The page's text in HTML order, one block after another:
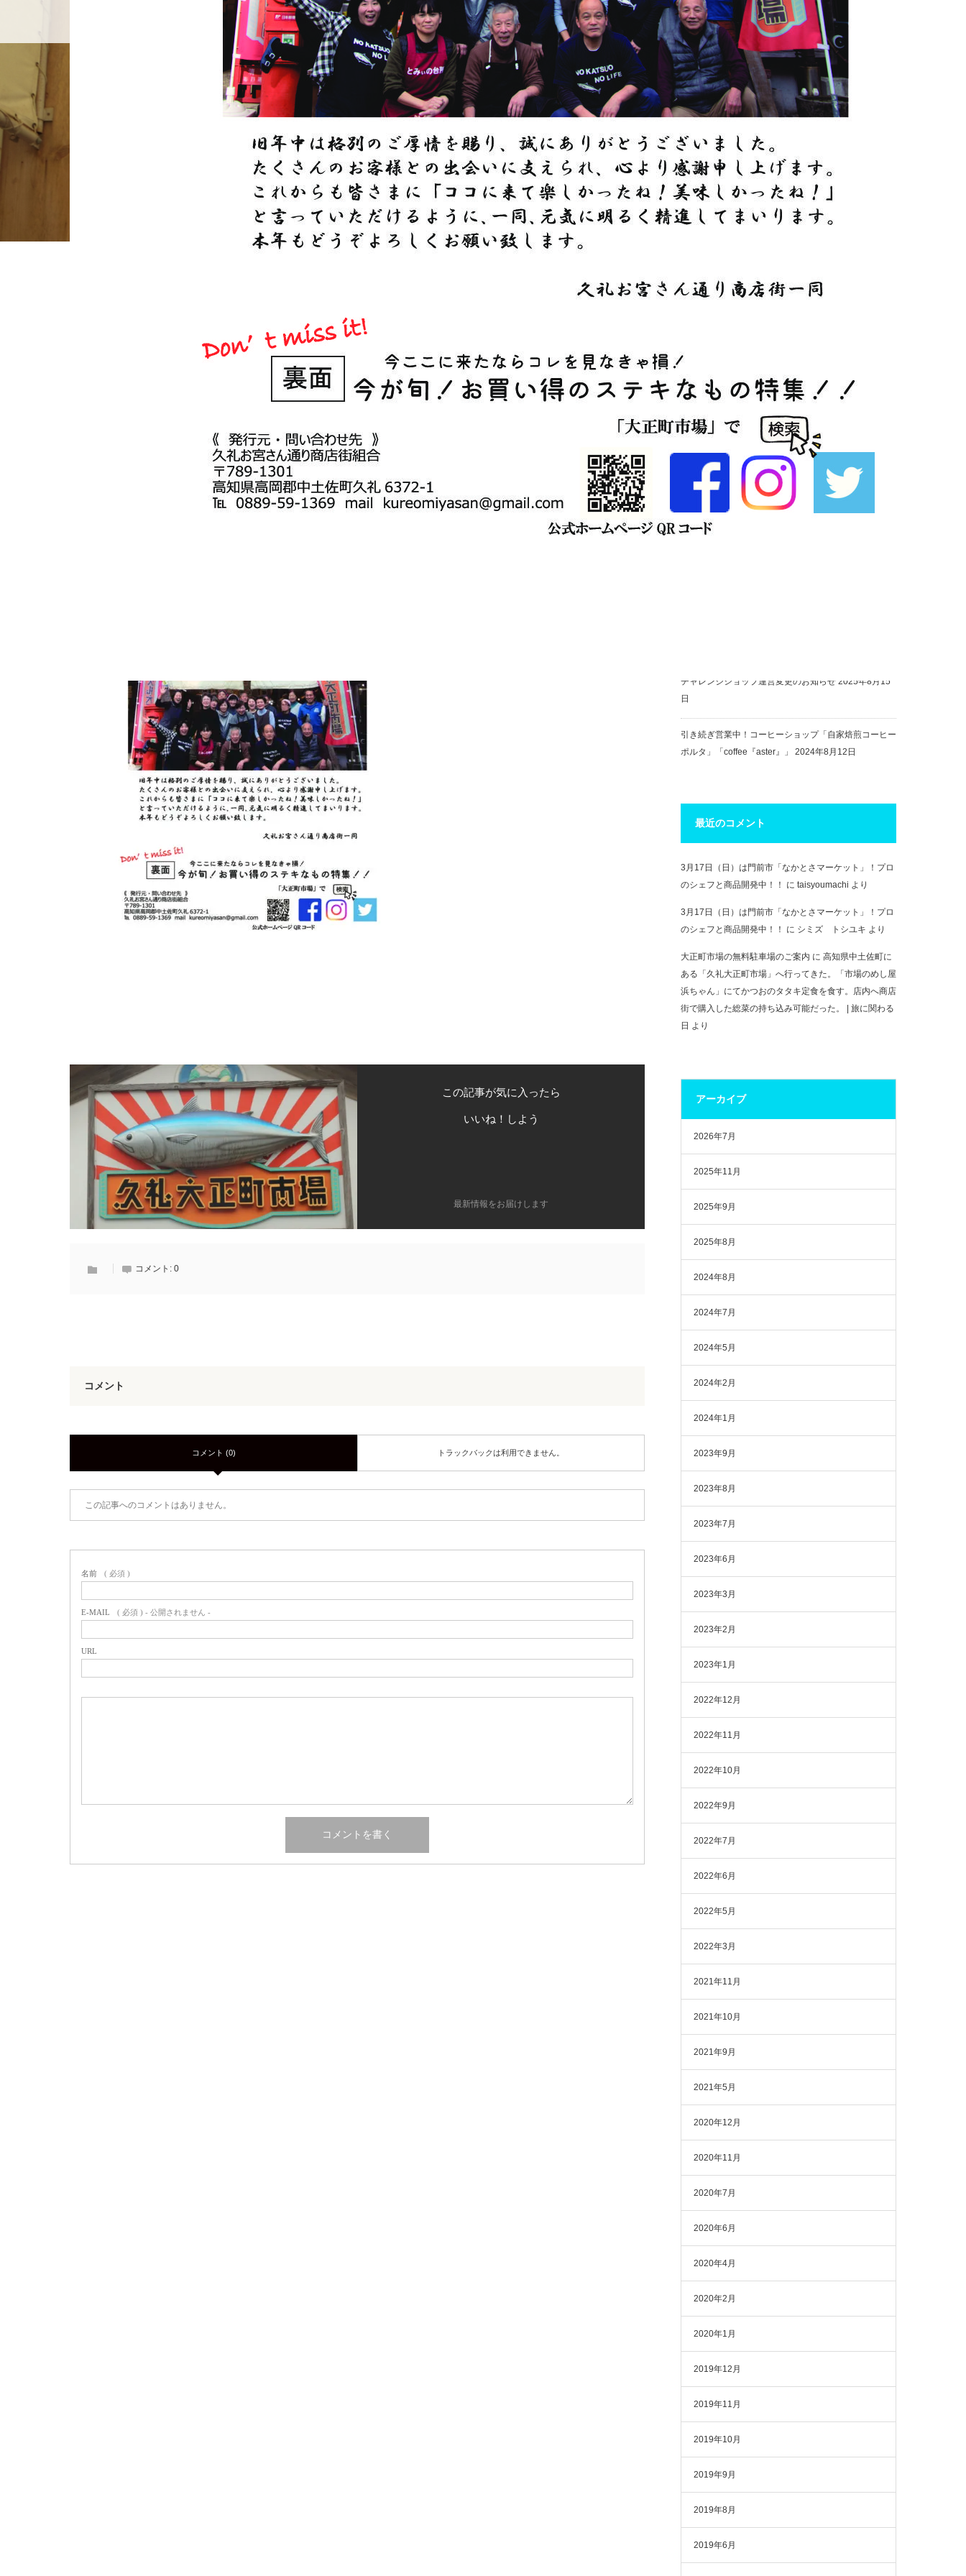
店舗紹介 アクセス・駐車場 カツオHANDBOOK お問い合わせ 久礼大正町市場とは
1229久礼お宮さん通り新聞
RSS
この記事が気に入ったら
いいね！しよう
最新情報をお届けします
コメント: 0
コメント
コメント (0) トラックバックは利用できません。
この記事へのコメントはありません。
名前 ( 必須 )
E-MAIL ( 必須 ) - 公開されません -
URL
facebook
最近の投稿
チャレンジショップ運営変更のお知らせ 2025年8月15
日
引き続ぎ営業中！コーヒーショップ「自家焙煎コーヒー
ポルタ」「coffee『aster』」
2024年8月12日
最近のコメント
3月17日（日）は門前市「なかとさマーケット」！プロ
のシェフと商品開発中！！
に taisyoumachi より
3月17日（日）は門前市「なかとさマーケット」！プロ
のシェフと商品開発中！！
に シミズ トシユキ より
大正町市場の無料駐車場のご案内 に 高知県中土佐町に
ある「久礼大正町市場」へ行ってきた。「市場のめし屋
浜ちゃん」にてかつおのタタキ定食を食す。店内へ商店
街で購入した総菜の持ち込み可能だった。 | 旅に関わる
日 より
アーカイブ
2026年7月
2025年11月
2025年9月
2025年8月
2024年8月
2024年7月
2024年5月
2024年2月
2024年1月
2023年9月
2023年8月
2023年7月
2023年6月
2023年3月
2023年2月
2023年1月
2022年12月
2022年11月
2022年10月
2022年9月
2022年7月
2022年6月
2022年5月
2022年3月
2021年11月
2021年10月
2021年9月
2021年5月
2020年12月
2020年11月
2020年7月
2020年6月
2020年4月
2020年2月
2020年1月
2019年12月
2019年11月
2019年10月
2019年9月
2019年8月
2019年6月